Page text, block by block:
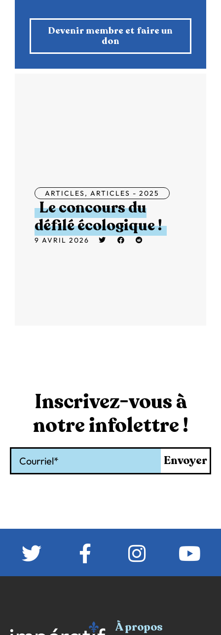
Devenir membre et faire un
don
ARTICLES, ARTICLES - 2025
Le concours du
défilé écologique !
9 AVRIL 2026
Inscrivez-vous à
notre infolettre !
Envoyer
À propos